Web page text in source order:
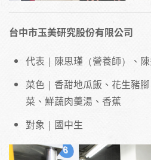
台中市玉美研究股份有限公司
代表｜陳思瑾（營養師）、陳
菜色｜香甜地瓜飯、花生豬
菜、鮮蔬肉羹湯、香蕉
對象｜國中生